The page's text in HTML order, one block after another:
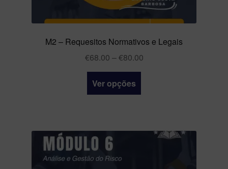
M2 – Requesitos Normativos e Legais
€68.00 –€80.00
Ver opções